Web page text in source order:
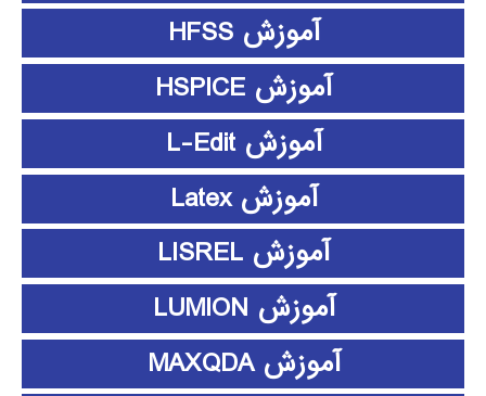
آموزش HFSS
آموزش HSPICE
آموزش L-Edit
آموزش Latex
آموزش LISREL
آموزش LUMION
آموزش MAXQDA